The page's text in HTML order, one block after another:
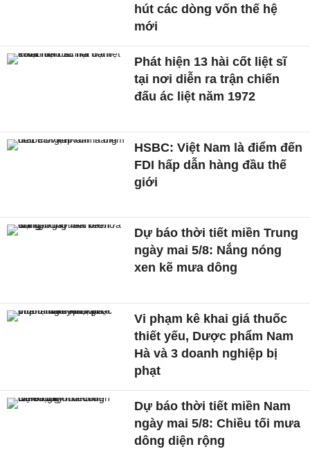
hút các dòng vốn thế hệ
mới
Phát hiện 13 hài cốt liệt sĩ
tại nơi diễn ra trận chiến
đấu ác liệt năm 1972
HSBC: Việt Nam là điểm đến
FDI hấp dẫn hàng đầu thế
giới
Dự báo thời tiết miền Trung
ngày mai 5/8: Nắng nóng
xen kẽ mưa dông
Vi phạm kê khai giá thuốc
thiết yếu, Dược phẩm Nam
Hà và 3 doanh nghiệp bị
phạt
Dự báo thời tiết miền Nam
ngày mai 5/8: Chiều tối mưa
dông diện rộng